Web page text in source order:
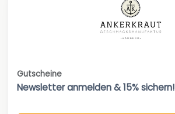
Gutscheine
Newsletter anmelden & 15% sichern!